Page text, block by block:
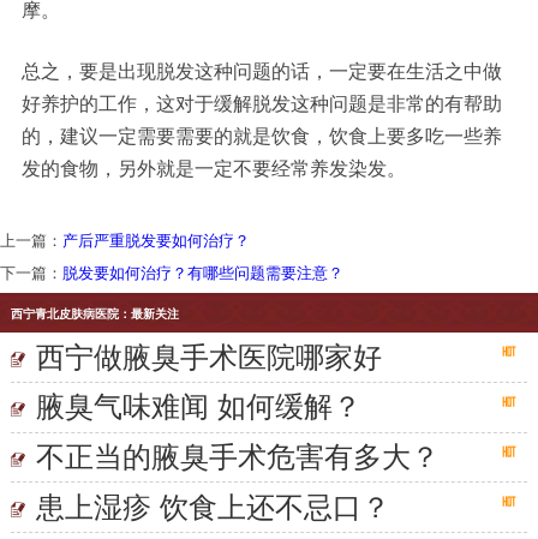
摩。
总之，要是出现脱发这种问题的话，一定要在生活之中做
好养护的工作，这对于缓解脱发这种问题是非常的有帮助
的，建议一定需要需要的就是饮食，饮食上要多吃一些养
发的食物，另外就是一定不要经常养发染发。
上一篇： 产后严重脱发要如何治疗？
下一篇： 脱发要如何治疗？有哪些问题需要注意？
西宁青北皮肤病医院：最新关注
西宁做腋臭手术医院哪家好
腋臭气味难闻 如何缓解？
不正当的腋臭手术危害有多大？
患上湿疹 饮食上还不忌口？